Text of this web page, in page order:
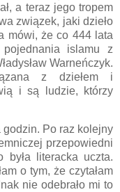
a teraz jego tropem
związek, jaki dzieło
mówi, że co 444 lata
islamu z
Warneńczyk.
z dziełem i
i są ludzie, którzy
godzin. Po raz kolejny
przepowiedni
literacka uczta.
o tym, że czytałam
nie odebrało mi to